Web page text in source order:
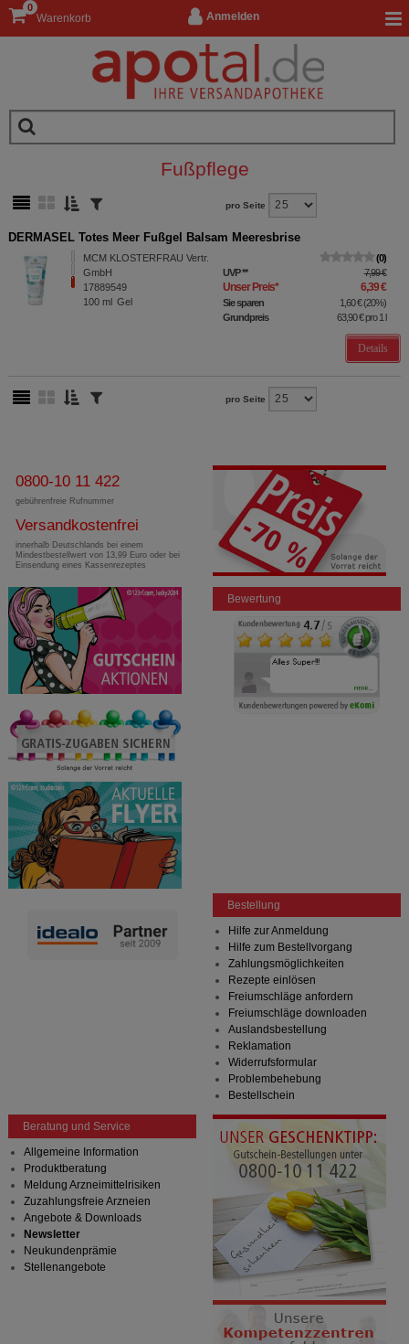
Anmelden
Warenkorb
0
Fußpflege
pro Seite
DERMASEL Totes Meer Fußgel Balsam Meeresbrise
MCM KLOSTERFRAU Vertr.
GmbH
17889549
100 ml Gel
0
UVP** 7,99 €
Unser Preis* 6,39 €
Sie sparen 1,60 €(20%)
Grundpreis
63,90 €pro 1 l
Details
pro Seite
0800-10 11 422
gebührenfreie Rufnummer
Versandkostenfrei
innerhalb Deutschlands bei einem
Mindestbestellwert von 13,99 Euro oder bei
Einsendung eines Kassenrezeptes
Bewertung
Bestellung
Hilfe zur Anmeldung
Hilfe zum Bestellvorgang
Zahlungsmöglichkeiten
Rezepte einlösen
Freiumschläge anfordern
Freiumschläge downloaden
Auslandsbestellung
Reklamation
Widerrufsformular
Problembehebung
Bestellschein
Beratung und Service
Allgemeine Information
Produktberatung
Meldung Arzneimittelrisiken
Zuzahlungsfreie Arzneien
Angebote & Downloads
Newsletter
Neukundenprämie
Stellenangebote